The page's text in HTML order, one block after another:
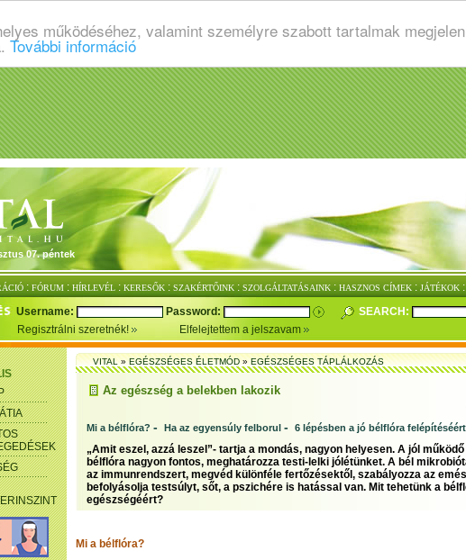
működéséhez, valamint személyre szabott tartalmak
További információ
07. péntek
: FÓRUM : HÍRLEVÉL : KERESŐK : SZAKÉRTŐINK : SZOLGÁLTATÁSAINK : HASZNOS CÍMEK : JÁTÉKOK :
Username: Password:
SEARCH:
Regisztrálni szeretnék!
Elfelejtettem a jelszavam
VITAL»EGÉSZSÉGES ÉLETMÓD»EGÉSZSÉGES TÁPLÁLKOZÁS
Az egészség a belekben lakozik
Mi a bélflóra? - Ha az egyensúly felborul - 6 lépésben a jó bélflóra felépítéséért
„Amit eszel, azzá leszel”- tartja a mondás, nagyon helyesen. A jól működő
bélflóra nagyon fontos, meghatározza testi-lelki jólétünket. A bél
az immunrendszert, megvéd különféle fertőzésektől, szabályozza az
befolyásolja testsúlyt, sőt, a pszichére is hatással van. Mit tehetünk a
egészségéért?
Mi a bélflóra?